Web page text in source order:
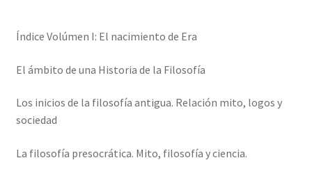
Índice Volúmen I: El nacimiento de Era
El ámbito de una Historia de la Filosofía
Los inicios de la filosofía antigua. Relación mito, logos y
sociedad
La filosofía presocrática. Mito, filosofía y ciencia.